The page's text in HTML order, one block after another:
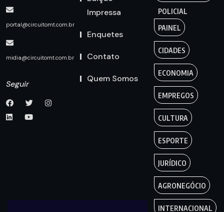
portal@circuitomt.com.br
midia@circuitomt.com.br
Seguir
Impressa
Enquetes
Contato
Quem Somos
POLICIAL
PAINEL
CIDADES
ECONOMIA
EMPREGOS
CULTURA
ESPORTE
JURÍDICO
AGRONEGÓCIO
INTERNACIONAL